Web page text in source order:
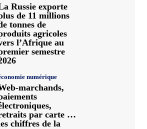
Russie exporte
de 11 millions
tonnes de
agricoles
l’Afrique au
semestre
numérique
marchands,
par carte …
chiffres de la